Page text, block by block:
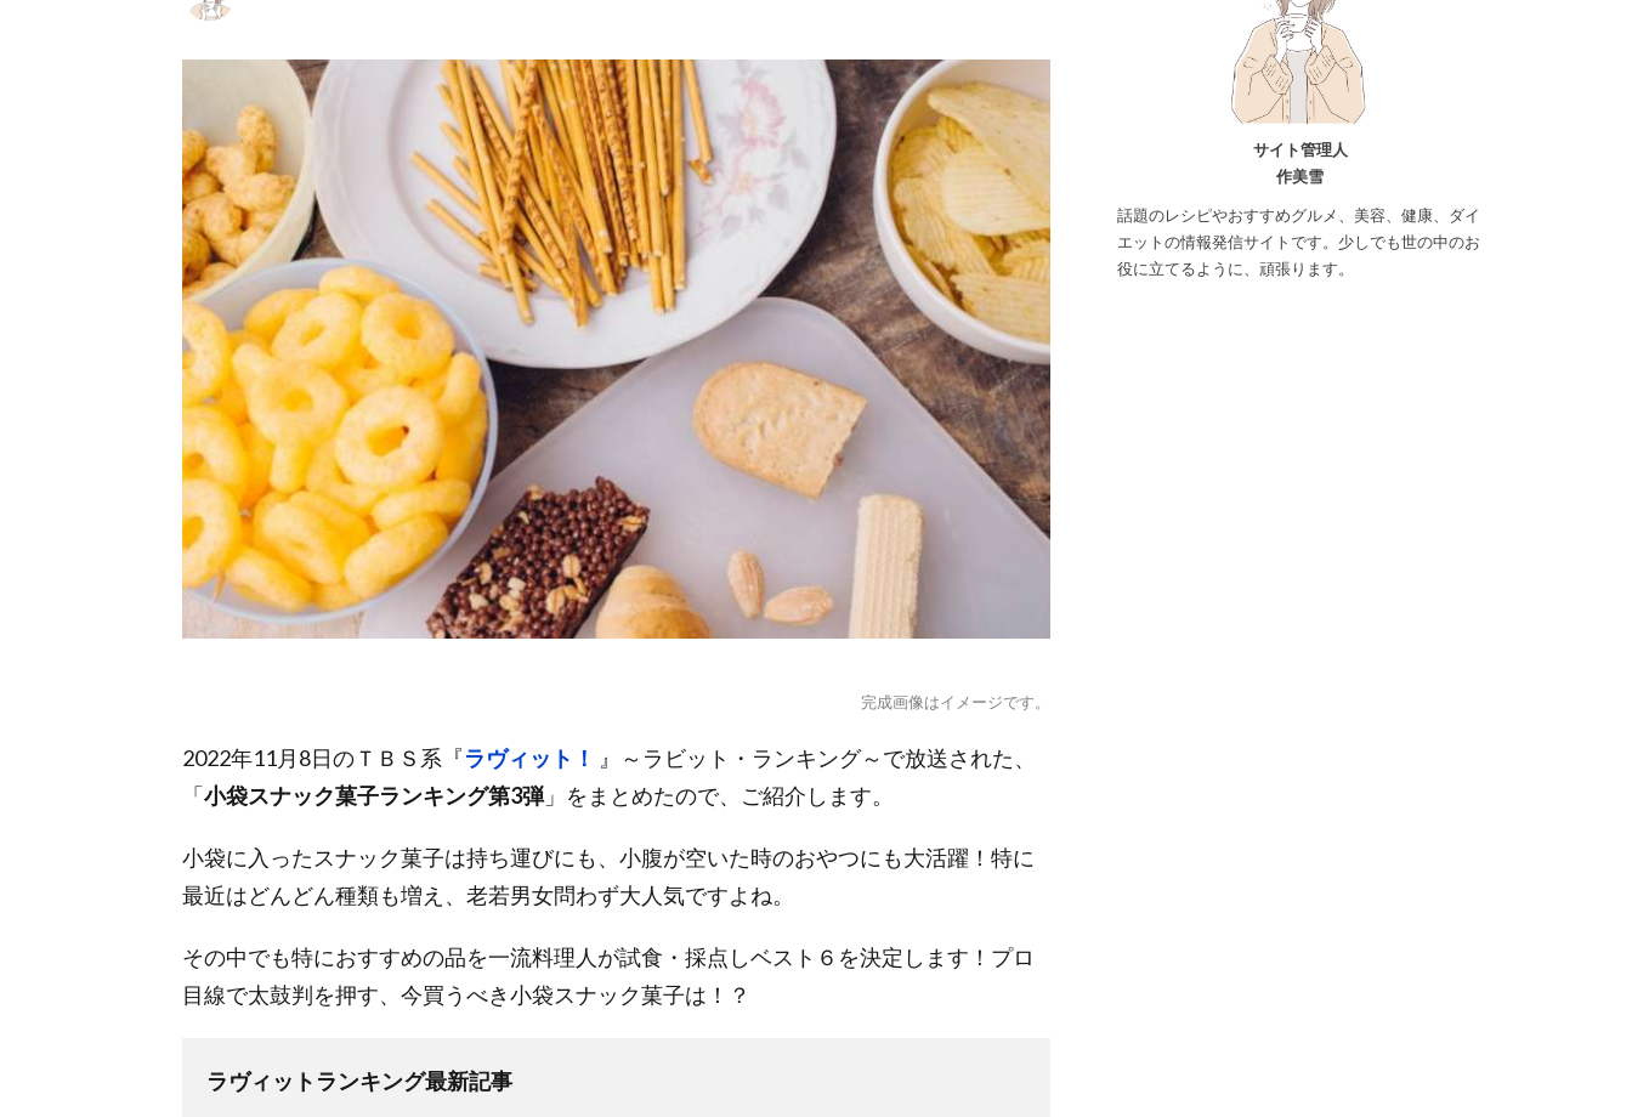
完成画像はイメージです。
2022年11月8日のＴＢＳ系『ラヴィット！
』～ラビット・ランキング～で放送された、
「小袋スナック菓子ランキング第3弾」をまとめたので、ご紹介します。
小袋に入ったスナック菓子は持ち運びにも、小腹が空いた時のおやつにも大活躍！特に
最近はどんどん種類も増え、老若男女問わず大人気ですよね。
その中でも特におすすめの品を一流料理人が試食・採点しベスト６を決定します！プロ
目線で太鼓判を押す、今買うべき小袋スナック菓子は！？
ラヴィットランキング最新記事
サイト管理人
作美雪
話題のレシピやおすすめグルメ、美容、健康、ダイ
エットの情報発信サイトです。少しでも世の中のお
役に立てるように、頑張ります。